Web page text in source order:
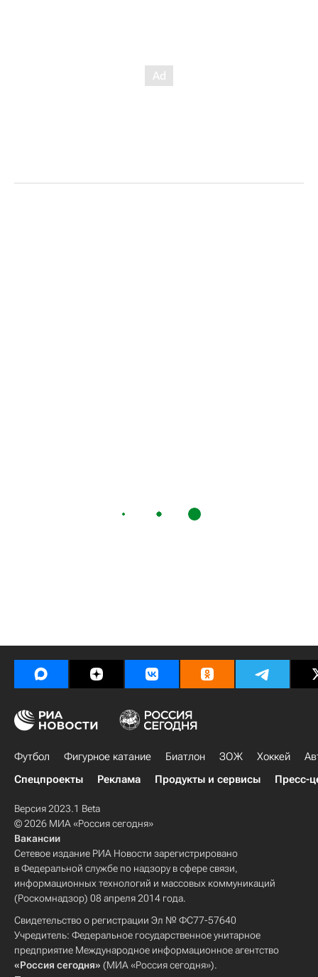
Футбол Фигурное катание Биатлон ЗОЖ Хоккей
Спецпроекты
Реклама Продукты и сервисы Пресс-
Версия 2023.1 Beta
© 2026 МИА «Россия сегодня»
Вакансии
Сетевое издание РИА Новости зарегистрировано
в Федеральной службе по надзору в сфере связи,
информационных технологий и массовых коммуникаций
(Роскомнадзор) 08 апреля 2014 года.
Свидетельство о регистрации Эл № ФС77-57640
Учредитель: Федеральное государственное унитарное
предприятие Международное информационное агентство
«Россия сегодня» (МИА «Россия сегодня»).